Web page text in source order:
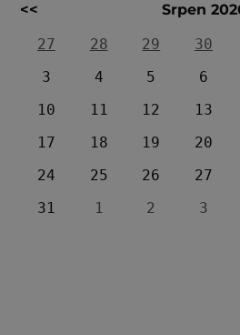
<< Srpen
27
28 29 30
3
4 5 6
10
11 12 13
17
18 19 20
24
25 26 27
31
1 2 3